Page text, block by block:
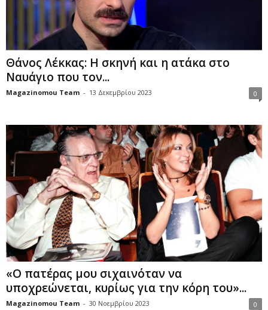
Θάνος Λέκκας: Η σκηνή και η ατάκα στο
Ναυάγιο που τον...
Magazinomou Team - 13 Δεκεμβρίου 2023 0
«Ο πατέρας μου σιχαινόταν να
υποχρεώνεται, κυρίως για την κόρη του»...
Magazinomou Team - 30 Νοεμβρίου 2023 0